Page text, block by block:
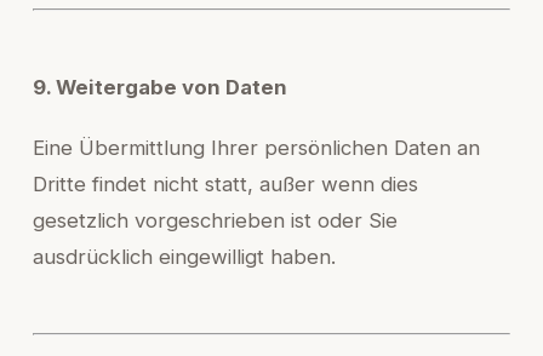
9. Weitergabe von Daten
Eine Übermittlung Ihrer persönlichen Daten an
Dritte findet nicht statt, außer wenn dies
gesetzlich vorgeschrieben ist oder Sie
ausdrücklich eingewilligt haben.